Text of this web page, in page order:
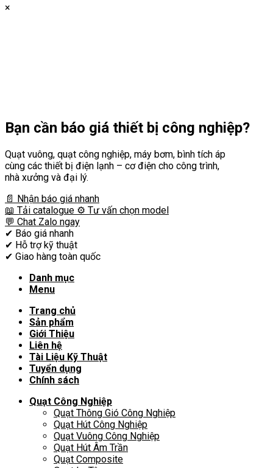
×
Bạn cần báo giá thiết bị công nghiệp?
Quạt vuông, quạt công nghiệp, máy bơm, bình tích áp
cùng các thiết bị điện lạnh – cơ điện cho công trình,
nhà xưởng và đại lý.
📄 Nhận báo giá nhanh
📖 Tải catalogue ⚙️ Tư vấn chọn model
💬 Chat Zalo ngay
✔ Báo giá nhanh
✔ Hỗ trợ kỹ thuật
✔ Giao hàng toàn quốc
Danh mục
Menu
Trang chủ
Sản phẩm
Giới Thiệu
Liên hệ
Tài Liệu Kỹ Thuật
Tuyển dụng
Chính sách
Quạt Công Nghiệp
Quạt Thông Gió Công Nghiệp
Quạt Hút Công Nghiệp
Quạt Vuông Công Nghiệp
Quạt Hút Âm Trần
Quạt Composite